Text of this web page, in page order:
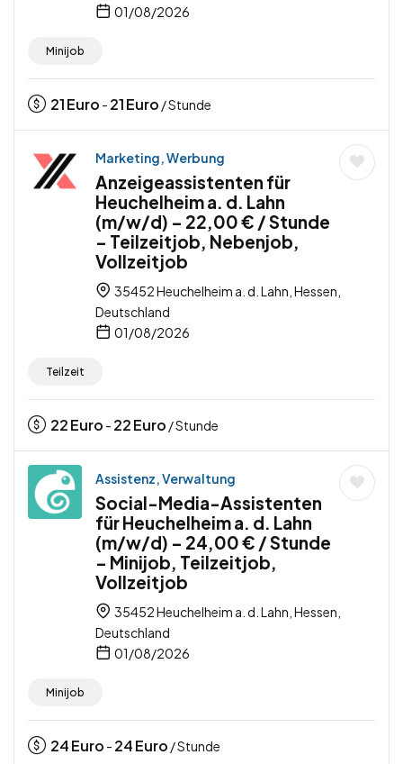
01/08/2026
Minijob
21Euro - 21Euro / Stunde
Marketing, Werbung
Anzeigeassistenten für
Heuchelheim a. d. Lahn
(m/w/d) – 22,00 € / Stunde
– Teilzeitjob, Nebenjob,
Vollzeitjob
35452 Heuchelheim a. d. Lahn, Hessen,
Deutschland
01/08/2026
Teilzeit
22Euro - 22Euro / Stunde
Assistenz, Verwaltung
Social-Media-Assistenten
für Heuchelheim a. d. Lahn
(m/w/d) – 24,00 € / Stunde
– Minijob, Teilzeitjob,
Vollzeitjob
35452 Heuchelheim a. d. Lahn, Hessen,
Deutschland
01/08/2026
Minijob
24Euro - 24Euro / Stunde